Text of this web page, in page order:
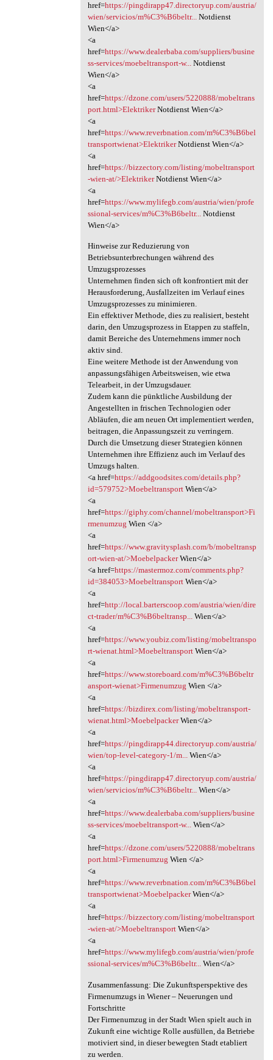
href=https://pingdirapp47.directoryup.com/austria/
wien/servicios/m%C3%B6beltr...
Notdienst
Wien</a>
<a
href=https://www.dealerbaba.com/suppliers/busine
ss-services/moebeltransport-w...
Notdienst
Wien</a>
<a
href=https://dzone.com/users/5220888/mobeltrans
port.html>ElektrikerNotdienst Wien</a>
<a
href=https://www.reverbnation.com/m%C3%B6bel
transportwienat>ElektrikerNotdienst Wien</a>
<a
href=https://bizzectory.com/listing/mobeltransport
-wien-at/>ElektrikerNotdienst Wien</a>
<a
href=https://www.mylifegb.com/austria/wien/profe
ssional-services/m%C3%B6beltr...
Notdienst
Wien</a>
Hinweise zur Reduzierung von
Betriebsunterbrechungen während des
Umzugsprozesses
Unternehmen finden sich oft konfrontiert mit der
Herausforderung, Ausfallzeiten im Verlauf eines
Umzugsprozesses zu minimieren.
Ein effektiver Methode, dies zu realisiert, besteht
darin, den Umzugsprozess in Etappen zu staffeln,
damit Bereiche des Unternehmens immer noch
aktiv sind.
Eine weitere Methode ist der Anwendung von
anpassungsfähigen Arbeitsweisen, wie etwa
Telearbeit, in der Umzugsdauer.
Zudem kann die pünktliche Ausbildung der
Angestellten in frischen Technologien oder
Abläufen, die am neuen Ort implementiert werden,
beitragen, die Anpassungszeit zu verringern.
Durch die Umsetzung dieser Strategien können
Unternehmen ihre Effizienz auch im Verlauf des
Umzugs halten.
<a href=https://addgoodsites.com/details.php?
id=579752>MoebeltransportWien</a>
<a
href=https://giphy.com/channel/mobeltransport>Fi
rmenumzug Wien </a>
<a
href=https://www.gravitysplash.com/b/mobeltransp
ort-wien-at/>MoebelpackerWien</a>
<a href=https://mastermoz.com/comments.php?
id=384053>MoebeltransportWien</a>
<a
href=http://local.barterscoop.com/austria/wien/dire
ct-trader/m%C3%B6beltransp...Wien</a>
<a
href=https://www.youbiz.com/listing/mobeltranspo
rt-wienat.html>MoebeltransportWien</a>
<a
href=https://www.storeboard.com/m%C3%B6beltr
ansport-wienat>Firmenumzug Wien </a>
<a
href=https://bizdirex.com/listing/mobeltransport-
wienat.html>MoebelpackerWien</a>
<a
href=https://pingdirapp44.directoryup.com/austria/
wien/top-level-category-1/m...Wien</a>
<a
href=https://pingdirapp47.directoryup.com/austria/
wien/servicios/m%C3%B6beltr...Wien</a>
<a
href=https://www.dealerbaba.com/suppliers/busine
ss-services/moebeltransport-w...Wien</a>
<a
href=https://dzone.com/users/5220888/mobeltrans
port.html>Firmenumzug Wien </a>
<a
href=https://www.reverbnation.com/m%C3%B6bel
transportwienat>MoebelpackerWien</a>
<a
href=https://bizzectory.com/listing/mobeltransport
-wien-at/>MoebeltransportWien</a>
<a
href=https://www.mylifegb.com/austria/wien/profe
ssional-services/m%C3%B6beltr...Wien</a>
Zusammenfassung: Die Zukunftsperspektive des
Firmenumzugs in Wiener – Neuerungen und
Fortschritte
Der Firmenumzug in der Stadt Wien spielt auch in
Zukunft eine wichtige Rolle ausfüllen, da Betriebe
motiviert sind, in dieser bewegten Stadt etabliert
zu werden.